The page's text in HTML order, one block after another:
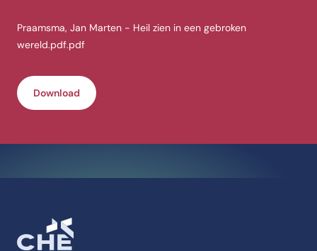
Praamsma, Jan Marten - Heil zien in een gebroken
wereld.pdf.pdf
Download